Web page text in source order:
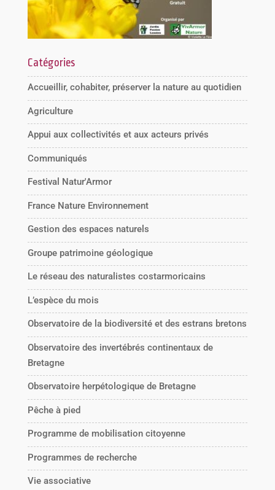
Catégories
Accueillir, cohabiter, préserver la nature au quotidien
Agriculture
Appui aux collectivités et aux acteurs privés
Communiqués
Festival Natur'Armor
France Nature Environnement
Gestion des espaces naturels
Groupe patrimoine géologique
Le réseau des naturalistes costarmoricains
L’espèce du mois
Observatoire de la biodiversité et des estrans bretons
Observatoire des invertébrés continentaux de
Bretagne
Observatoire herpétologique de Bretagne
Pêche à pied
Programme de mobilisation citoyenne
Programmes de recherche
Vie associative